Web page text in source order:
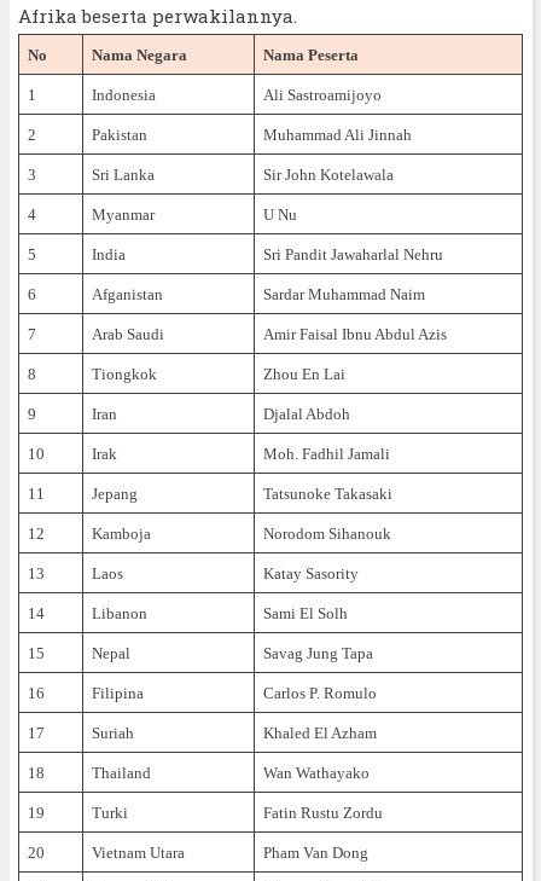
Afrika beserta perwakilannya.
No Nama Negara Nama Peserta
1 Indonesia Ali Sastroamijoyo
2 Pakistan Muhammad Ali Jinnah
3 Sri Lanka Sir John Kotelawala
4 Myanmar U Nu
5 India Sri Pandit Jawaharlal Nehru
6 Afganistan Sardar Muhammad Naim
7 Arab Saudi Amir Faisal Ibnu Abdul Azis
8 Tiongkok Zhou En Lai
9 Iran Djalal Abdoh
10 Irak Moh. Fadhil Jamali
11 Jepang Tatsunoke Takasaki
12 Kamboja Norodom Sihanouk
13 Laos Katay Sasority
14 Libanon Sami El Solh
15 Nepal Savag Jung Tapa
16 Filipina Carlos P. Romulo
17 Suriah Khaled El Azham
18 Thailand Wan Wathayako
19 Turki Fatin Rustu Zordu
20 Vietnam Utara Pham Van Dong